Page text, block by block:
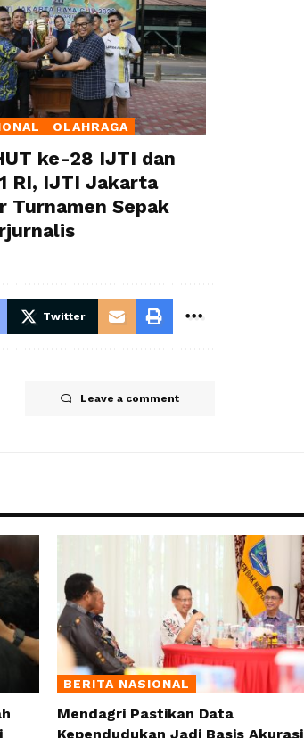
OLAHRAGA
ke-28 IJTI dan
RI, IJTI Jakarta
Turnamen Sepak
Twitter
Leave a comment
BERITA NASIONAL
Mendagri Pastikan Data
Kependudukan Jadi Basis Akurasi